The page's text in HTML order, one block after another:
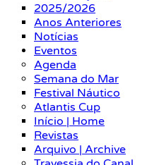
2025/2026
Anos Anteriores
Notícias
Eventos
Agenda
Semana do Mar
Festival Náutico
Atlantis Cup
Início | Home
Revistas
Arquivo | Archive